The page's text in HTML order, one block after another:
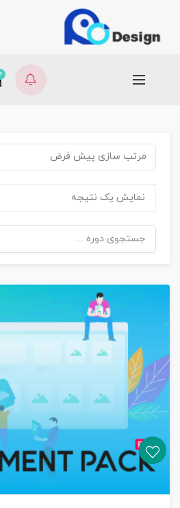
0
مرتب سازی پیش فرض
نمایش یک نتیجه